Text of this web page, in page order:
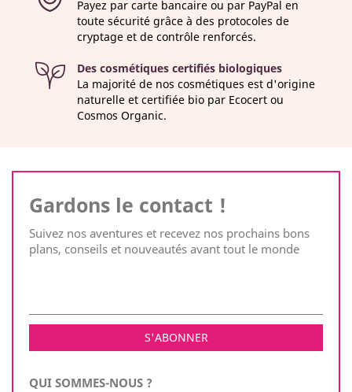
Payez par carte bancaire ou par PayPal en
toute sécurité grâce à des protocoles de
cryptage et de contrôle renforcés.
Des cosmétiques certifiés biologiques
La majorité de nos cosmétiques est d'origine
naturelle et certifiée bio par Ecocert ou
Cosmos Organic.
Gardons le contact !
Suivez nos aventures et recevez nos prochains bons
plans, conseils et nouveautés avant tout le monde
QUI SOMMES-NOUS ?